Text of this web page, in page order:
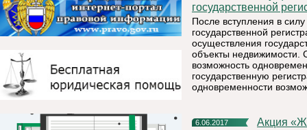
государственной
После вступления в
государственной
осуществления
объекты недвижимости.
возможность
государственную
одновременности
6.06.2017 Акция